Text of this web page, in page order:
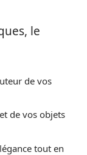
le
de vos
de vos objets
tout en